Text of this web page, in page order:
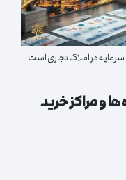
در املاک تجاری است.
و مراکز خرید